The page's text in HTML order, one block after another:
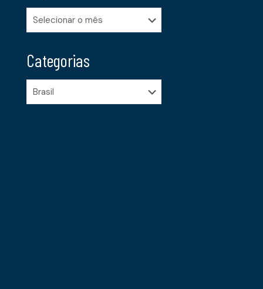
Arquivos
Categorias
Categorias